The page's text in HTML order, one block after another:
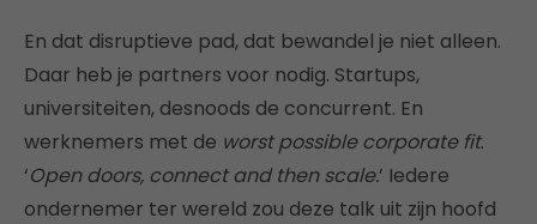
En dat disruptieve pad, dat bewandel je niet alleen.
Daar heb je partners voor nodig. Startups,
universiteiten, desnoods de concurrent. En
werknemers met de worst possible corporate fit.
‘Open doors, connect and then scale.’ Iedere
ondernemer ter wereld zou deze talk uit zijn hoofd